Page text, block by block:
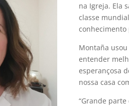
na Igreja. Ela
classe
conhecimento
Montaña
entender
esperançosa
nossa casa
“Grande